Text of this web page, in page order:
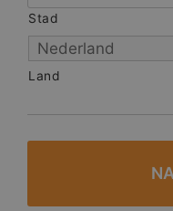
Stad
Land